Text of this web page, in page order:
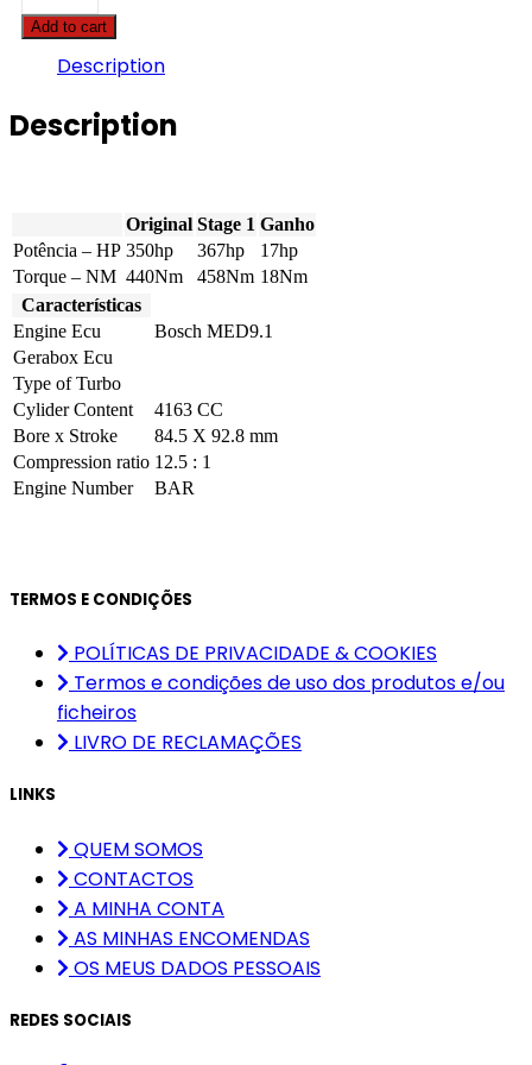
Q7
-
quantity
Add to cart
Description
Description
Original Stage 1 Ganho
Potência – HP 350hp 367hp
17hp
Torque – NM 440Nm 458Nm 18Nm
Características
Engine Ecu
Bosch MED9.1
Gerabox Ecu
Type of Turbo
Cylider Content
4163 CC
Bore x Stroke
84.5 X 92.8 mm
Compression ratio 12.5 : 1
Engine Number
BAR
TERMOS E CONDIÇÕES
POLÍTICAS DE PRIVACIDADE & COOKIES
Termos e condições de uso dos produtos e/ou
ficheiros
LIVRO DE RECLAMAÇÕES
LINKS
QUEM SOMOS
CONTACTOS
A MINHA CONTA
AS MINHAS ENCOMENDAS
OS MEUS DADOS PESSOAIS
REDES SOCIAIS